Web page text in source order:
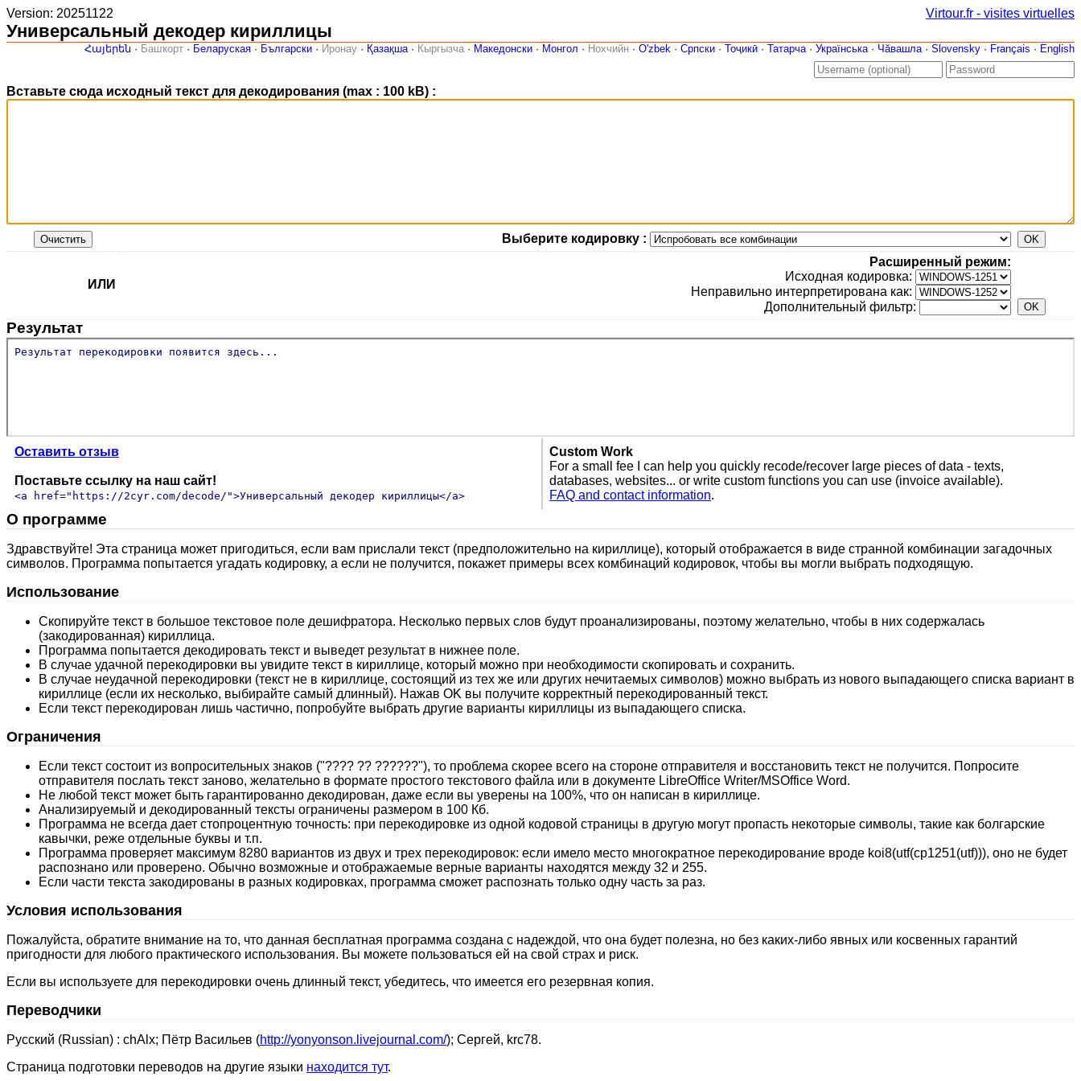
Version: 20251122 Virtour.fr - visites virtuelles
Универсальный декодер кириллицы
Հայերեն · Башҡорт · Беларуская · Български · Иронау · Қазақша· Кыргызча · Македонски · Монгол · Нохчийн · O'zbek · Српски · Тоҷикӣ · Татарча· Українська· Чăвашла · Slovensky · Français · English
Вставьте сюда исходный текст для декодирования (max : 100 kB) :
Выберите кодировку :
ИЛИ
Расширенный режим:
Исходная кодировка:
Неправильно интерпретирована как:
Дополнительный фильтр:
Результат
Результат перекодировки появится здесь...
Оставить отзыв
Поставьте ссылку на наш сайт!
<a href="https://2cyr.com/decode/">Универсальный декодер кириллицы</a>
Custom Work
For a small fee I can help you quickly recode/recover large pieces of data - texts,
databases, websites... or write custom functions you can use (invoice available).
FAQ and contact information.
О программе
Здравствуйте! Эта страница может пригодиться, если вам прислали текст (предположительно на кириллице), который отображается в виде странной комбинации загадочных
символов. Программа попытается угадать кодировку, а если не получится, покажет примеры всех комбинаций кодировок, чтобы вы могли выбрать подходящую.
Использование
Скопируйте текст в большое текстовое поле дешифратора. Несколько первых слов будут проанализированы, поэтому желательно, чтобы в них содержалась
(закодированная) кириллица.
Программа попытается декодировать текст и выведет результат в нижнее поле.
В случае удачной перекодировки вы увидите текст в кириллице, который можно при необходимости скопировать и сохранить.
В случае неудачной перекодировки (текст не в кириллице, состоящий из тех же или других нечитаемых символов) можно выбрать из нового выпадающего списка вариант в
кириллице (если их несколько, выбирайте самый длинный). Нажав OK вы получите корректный перекодированный текст.
Если текст перекодирован лишь частично, попробуйте выбрать другие варианты кириллицы из выпадающего списка.
Ограничения
Если текст состоит из вопросительных знаков ("???? ?? ??????"), то проблема скорее всего на стороне отправителя и восстановить текст не получится. Попросите
отправителя послать текст заново, желательно в формате простого текстового файла или в документе LibreOffice Writer/MSOffice Word.
Не любой текст может быть гарантированно декодирован, даже если вы уверены на 100%, что он написан в кириллице.
Анализируемый и декодированный тексты ограничены размером в 100 Кб.
Программа не всегда дает стопроцентную точность: при перекодировке из одной кодовой страницы в другую могут пропасть некоторые символы, такие как болгарские
кавычки, реже отдельные буквы и т.п.
Программа проверяет максимум 8280 вариантов из двух и трех перекодировок: если имело место многократное перекодирование вроде koi8(utf(cp1251(utf))), оно не будет
распознано или проверено. Обычно возможные и отображаемые верные варианты находятся между 32 и 255.
Если части текста закодированы в разных кодировках, программа сможет распознать только одну часть за раз.
Условия использования
Пожалуйста, обратите внимание на то, что данная бесплатная программа создана с надеждой, что она будет полезна, но без каких-либо явных или косвенных гарантий
пригодности для любого практического использования. Вы можете пользоваться ей на свой страх и риск.
Если вы используете для перекодировки очень длинный текст, убедитесь, что имеется его резервная копия.
Переводчики
Русский (Russian) : chAlx; Пётр Васильев (http://yonyonson.livejournal.com/); Сергей, krc78.
Страница подготовки переводов на другие языки находится тут.